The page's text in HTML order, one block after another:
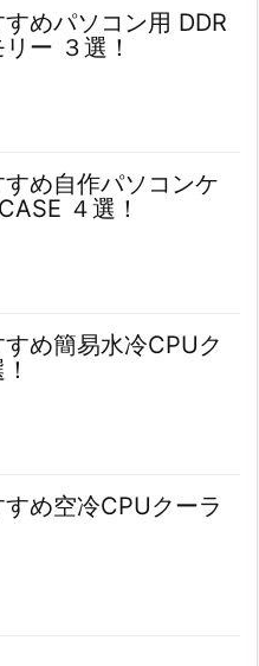
めパソコン用 DDR
ー ３選！
め自作パソコンケ
４選！
め簡易水冷CPUク
め空冷CPUクーラ